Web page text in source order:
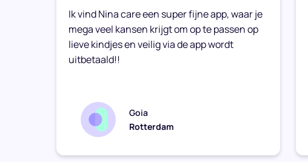
Ik vind Nina care een super fijne app, waar je
mega veel kansen krijgt om op te passen op
lieve kindjes en veilig via de app wordt
uitbetaald!!
Goia
Rotterdam